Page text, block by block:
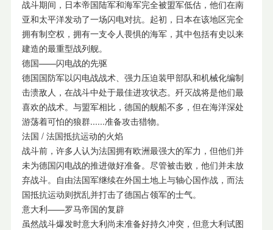
战斗期间，日本帝国陆军和海军完全被盟军低估，他们在南
亚和太平洋发动了一场闪电对抗。起初，日本在该地区完全
拥有制空权，拥有一支令人畏惧的海军，其中包括有史以来
建造的最重型战列舰。
德国——闪电战的先驱
德国国防军以闪电战战术、强力压迫装甲部队和机械化编制
击溃敌人，在战斗中处于最佳进攻状态。歼灭战将是他们最
喜欢的战术。与盟军相比，德国的舰船不多，但在海洋深处
游荡着可怕的狼群......准备攻击猎物。
法国 / 法国抵抗运动的火焰
战斗前，许多人认为法国拥有欧洲最强大的军力，但他们并
未为德国闪电战的推进做好准备。尽管被击败，他们并未放
弃战斗。自由法国军继续在外国土地上与轴心国作战，而法
国抵抗运动则扰乱并打击了德国占领军的士气。
意大利——罗马帝国的复辟
虽然战斗爆发时意大利尚未准备好持久冲突，但意大利试图